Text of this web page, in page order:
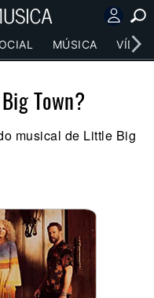
MÚSICA
Town?
musical de Little Big